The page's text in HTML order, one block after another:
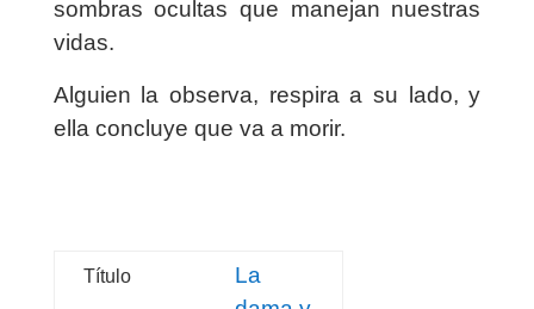
sombras ocultas que manejan nuestras
vidas.
Alguien la observa, respira a su lado, y
ella concluye que va a morir.
Título
La